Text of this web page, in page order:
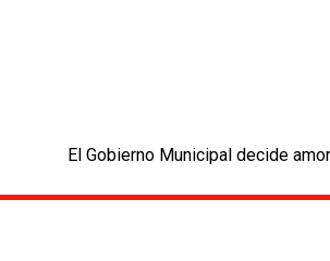
post:
El Gobierno Municipal decide